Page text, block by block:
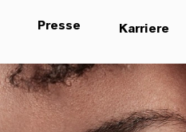
Presse Karriere